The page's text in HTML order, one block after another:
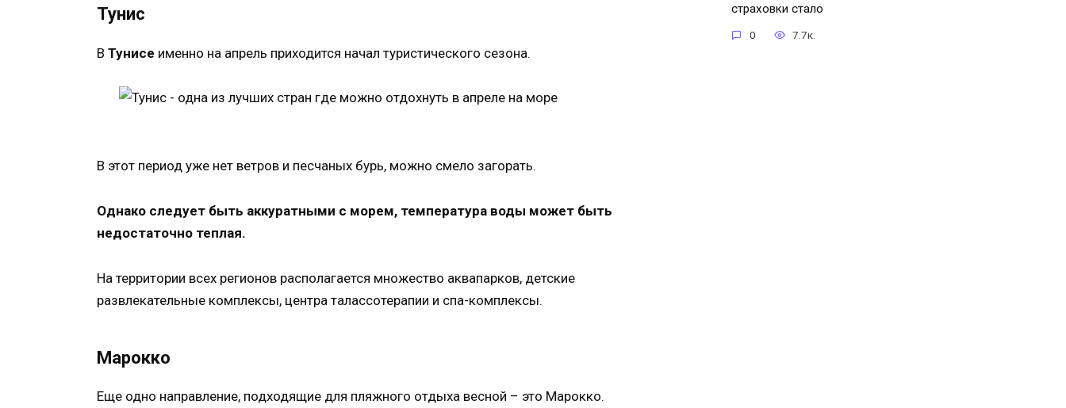
Тунис
В Тунисе именно на апрель приходится начал туристического сезона.
В этот период уже нет ветров и песчаных бурь, можно смело загорать.
Однако следует быть аккуратными с морем, температура воды может быть
недостаточно теплая.
На территории всех регионов располагается множество аквапарков, детские
развлекательные комплексы, центра талассотерапии и спа-комплексы.
Марокко
Еще одно направление, подходящие для пляжного отдыха весной – это Марокко.
страховки стало
0 7.7к.